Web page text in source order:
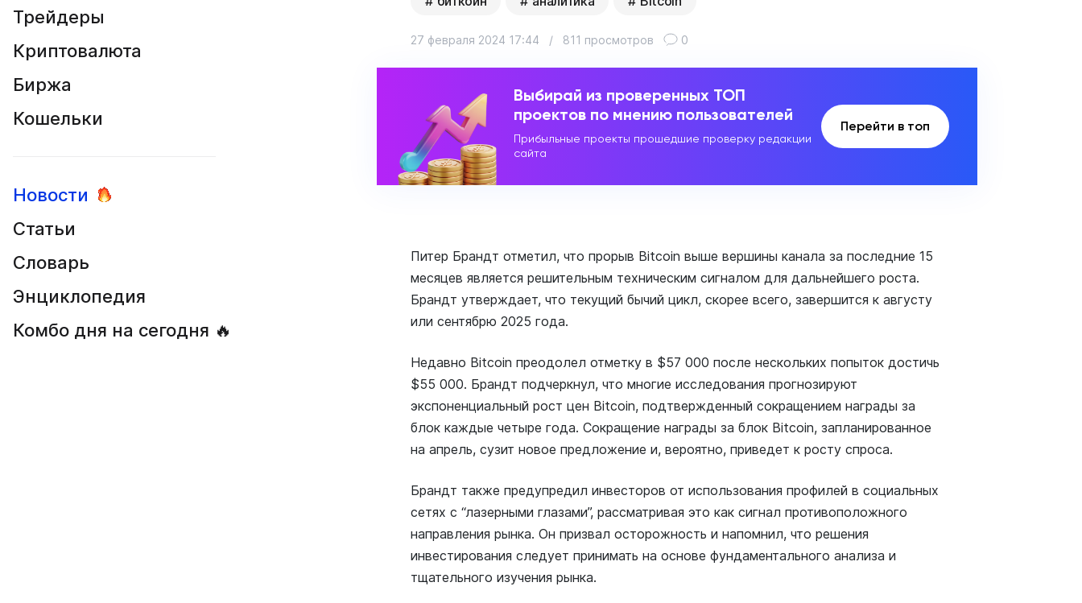
Трейдеры
Криптовалюта
Биржа
Кошельки
Новости
Статьи
Словарь
Энциклопедия
Комбо дня на сегодня 🔥
27 февраля 2024 17:44 / 811 просмотров 0
Выбирай из проверенных ТОП
проектов по мнению пользователей
Прибыльные проекты прошедшие проверку редакции
сайта
Перейти в топ
Питер Брандт отметил, что прорыв Bitcoin выше вершины канала за последние 15
месяцев является решительным техническим сигналом для дальнейшего роста.
Брандт утверждает, что текущий бычий цикл, скорее всего, завершится к августу
или сентябрю 2025 года.
Недавно Bitcoin преодолел отметку в $57 000 после нескольких попыток достичь
$55 000. Брандт подчеркнул, что многие исследования прогнозируют
экспоненциальный рост цен Bitcoin, подтвержденный сокращением награды за
блок каждые четыре года. Сокращение награды за блок Bitcoin, запланированное
на апрель, сузит новое предложение и, вероятно, приведет к росту спроса.
Брандт также предупредил инвесторов от использования профилей в социальных
сетях с “лазерными глазами”, рассматривая это как сигнал противоположного
направления рынка. Он призвал осторожность и напомнил, что решения
инвестирования следует принимать на основе фундаментального анализа и
тщательного изучения рынка.